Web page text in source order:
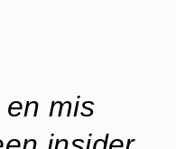
en mis